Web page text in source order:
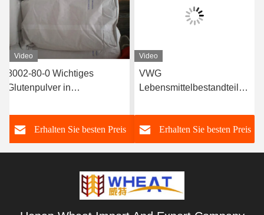
Video
8002-80-0 Wichtiges
Glutenpulver in
zur Verbesserung der
Teigfestigkeit
Erhalten Sie besten Preis
Video
VWG
Lebensmittelbestandteile
Protein 82,2% Für
Brotkuchen
Erhalten Sie besten Preis